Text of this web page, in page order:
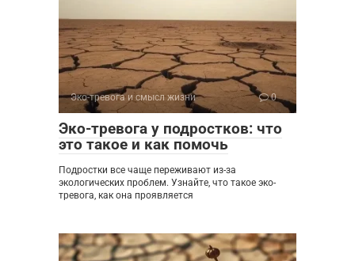
Эко-тревога и смысл жизни 0
Эко-тревога у подростков: что
это такое и как помочь
Подростки все чаще переживают из-за
экологических проблем. Узнайте, что такое эко-
тревога, как она проявляется